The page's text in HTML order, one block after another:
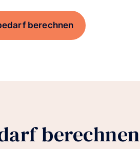
berechnen
berechnen